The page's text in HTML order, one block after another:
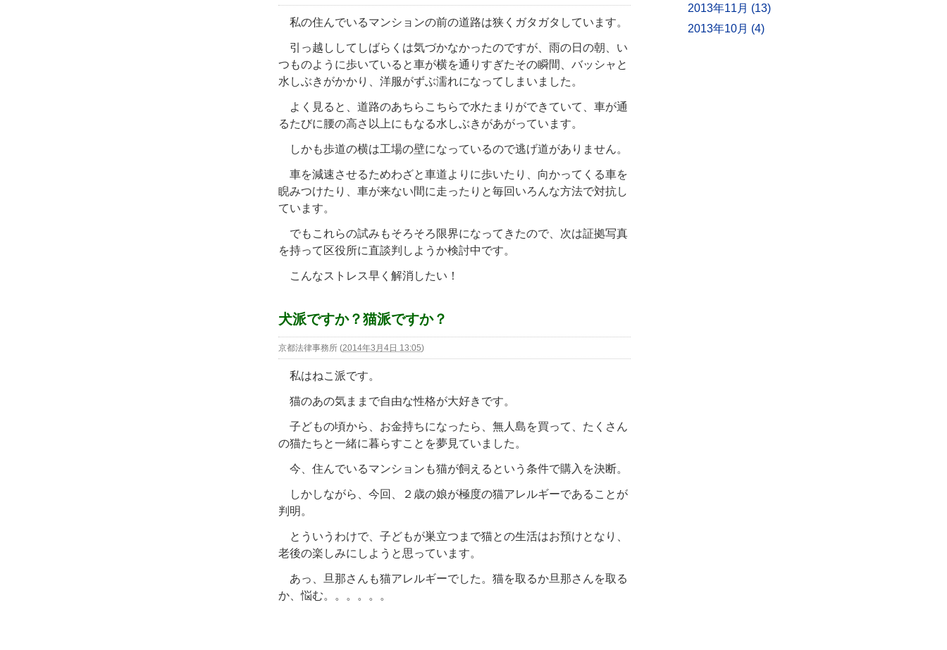
私の住んでいるマンションの前の道路は狭くガタガタしています。
引っ越ししてしばらくは気づかなかったのですが、雨の日の朝、い
つものように歩いていると車が横を通りすぎたその瞬間、バッシャと
水しぶきがかかり、洋服がずぶ濡れになってしまいました。
よく見ると、道路のあちらこちらで水たまりができていて、車が通
るたびに腰の高さ以上にもなる水しぶきがあがっています。
しかも歩道の横は工場の壁になっているので逃げ道がありません。
車を減速させるためわざと車道よりに歩いたり、向かってくる車を
睨みつけたり、車が来ない間に走ったりと毎回いろんな方法で対抗し
ています。
でもこれらの試みもそろそろ限界になってきたので、次は証拠写真
を持って区役所に直談判しようか検討中です。
こんなストレス早く解消したい！
犬派ですか？猫派ですか？
京都法律事務所 (2014年3月4日 13:05)
私はねこ派です。
猫のあの気ままで自由な性格が大好きです。
子どもの頃から、お金持ちになったら、無人島を買って、たくさん
の猫たちと一緒に暮らすことを夢見ていました。
今、住んでいるマンションも猫が飼えるという条件で購入を決断。
しかしながら、今回、２歳の娘が極度の猫アレルギーであることが
判明。
とういうわけで、子どもが巣立つまで猫との生活はお預けとなり、
老後の楽しみにしようと思っています。
あっ、旦那さんも猫アレルギーでした。猫を取るか旦那さんを取る
か、悩む。。。。。。
2013年11月 (13)
2013年10月 (4)